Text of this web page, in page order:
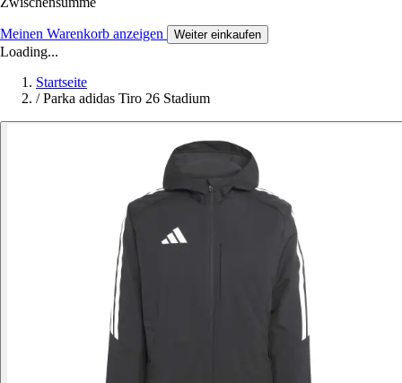
Meinen Warenkorb anzeigen Weiter einkaufen
Loading...
Startseite
/ Parka adidas Tiro 26 Stadium